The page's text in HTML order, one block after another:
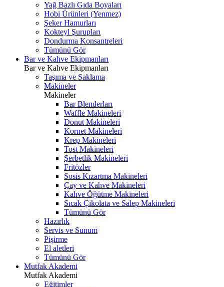
Yağ Bazlı Gıda Boyaları
Hobi Ürünleri (Yenmez)
Şeker Hamurları
Kokteyl Şurupları
Dondurma Konsantreleri
Tümünü Gör
Bar ve Kahve Ekipmanları
Bar ve Kahve Ekipmanları
Taşıma ve Saklama
Makineler
Makineler
Bar Blenderları
Waffle Makineleri
Donut Makineleri
Kornet Makineleri
Krep Makineleri
Tost Makineleri
Şerbetlik Makineleri
Fritözler
Sosis Kızartma Makineleri
Çay ve Kahve Makineleri
Kahve Öğütme Makineleri
Sıcak Çikolata ve Salep Makineleri
Tümünü Gör
Hazırlık
Servis ve Sunum
Pişirme
El aletleri
Tümünü Gör
Mutfak Akademi
Mutfak Akademi
Eğitimler